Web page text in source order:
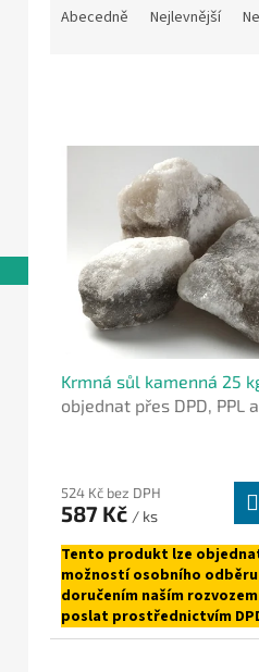
Abecedně Nejlevnější
Krmná sůl kamenná 25
objednat přes DPD, PPL a
524 Kč bez DPH
587 Kč / ks
Tento produkt lze
možností osobního odběru
doručením naším
poslat prostřednictvím
Zásilkovnou.